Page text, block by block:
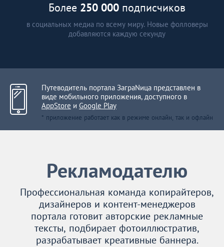
Более 250 000 подписчиков
в социальных медиа по всему миру. Новые фолловеры
добавляются каждую секунду
Путеводитель портала ЗаграNица представлен в
виде мобильного приложения, доступного в
AppStore и Google Play
* приложение работает как в режиме онлайн, так и офлайн
Рекламодателю
Профессиональная команда копирайтеров,
дизайнеров и контент-менеджеров
портала готовит авторские рекламные
тексты, подбирает фотоиллюстратив,
разрабатывает креативные баннера.